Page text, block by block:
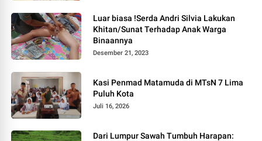
Luar biasa !Serda Andri Silvia Lakukan
Khitan/Sunat Terhadap Anak Warga
Binaannya
Desember 21, 2023
Kasi Penmad Matamuda di MTsN 7 Lima
Puluh Kota
Juli 16, 2026
Dari Lumpur Sawah Tumbuh Harapan: